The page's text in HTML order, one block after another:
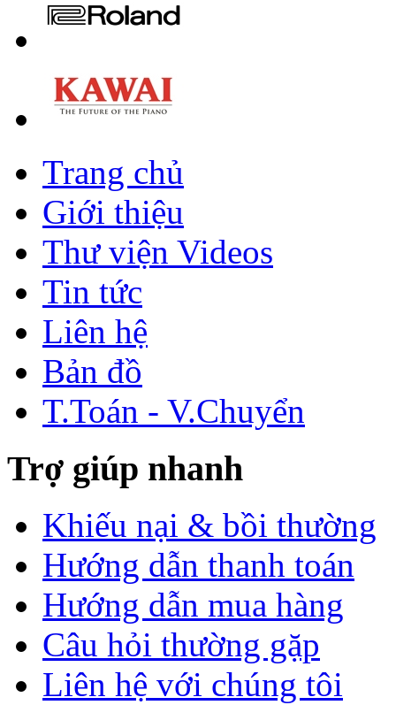
Trang chủ
Giới thiệu
Thư viện Videos
Tin tức
Liên hệ
Bản đồ
T.Toán - V.Chuyển
Trợ giúp nhanh
Khiếu nại & bồi thường
Hướng dẫn thanh toán
Hướng dẫn mua hàng
Câu hỏi thường gặp
Liên hệ với chúng tôi